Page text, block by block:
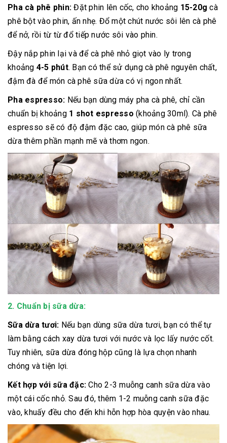
Pha cà phê phin: Đặt phin lên cốc, cho khoảng 15-20g cà
phê bột vào phin, ấn nhẹ. Đổ một chút nước sôi lên cà phê
để nở, rồi từ từ đổ tiếp nước sôi vào phin.
Đậy nắp phin lại và để cà phê nhỏ giọt vào ly trong
khoảng 4-5 phút. Bạn có thể sử dụng cà phê nguyên chất,
đậm đà để món cà phê sữa dừa có vị ngon nhất.
Pha espresso: Nếu bạn dùng máy pha cà phê, chỉ cần
chuẩn bị khoảng 1 shot espresso (khoảng 30ml). Cà phê
espresso sẽ có độ đậm đặc cao, giúp món cà phê sữa
dừa thêm phần mạnh mẽ và thơm ngon.
2. Chuẩn bị sữa dừa:
Sữa dừa tươi: Nếu bạn dùng sữa dừa tươi, bạn có thể tự
làm bằng cách xay dừa tươi với nước và lọc lấy nước cốt.
Tuy nhiên, sữa dừa đóng hộp cũng là lựa chọn nhanh
chóng và tiện lợi.
Kết hợp với sữa đặc: Cho 2-3 muỗng canh sữa dừa vào
một cái cốc nhỏ. Sau đó, thêm 1-2 muỗng canh sữa đặc
vào, khuấy đều cho đến khi hỗn hợp hòa quyện vào nhau.